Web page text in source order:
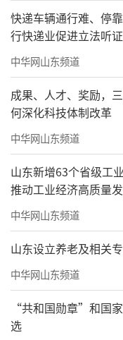
快递车辆通行难、停
行快递业促进立法听
中华网山东频道
成果、人才、奖励，
何深化科技体制改革
中华网山东频道
山东新增63个省级工
推动工业经济高质量
中华网山东频道
山东设立养老及相关
中华网山东频道
“共和国勋章”和国
选